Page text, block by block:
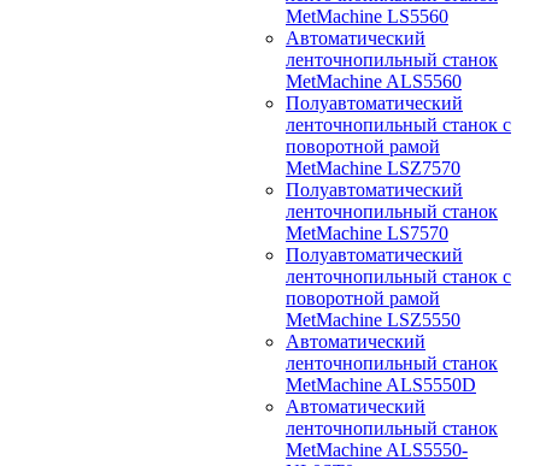
MetMachine LS5560
Автоматический
ленточнопильный станок
MetMachine ALS5560
Полуавтоматический
ленточнопильный станок с
поворотной рамой
MetMachine LSZ7570
Полуавтоматический
ленточнопильный станок
MetMachine LS7570
Полуавтоматический
ленточнопильный станок с
поворотной рамой
MetMachine LSZ5550
Автоматический
ленточнопильный станок
MetMachine ALS5550D
Автоматический
ленточнопильный станок
MetMachine ALS5550-